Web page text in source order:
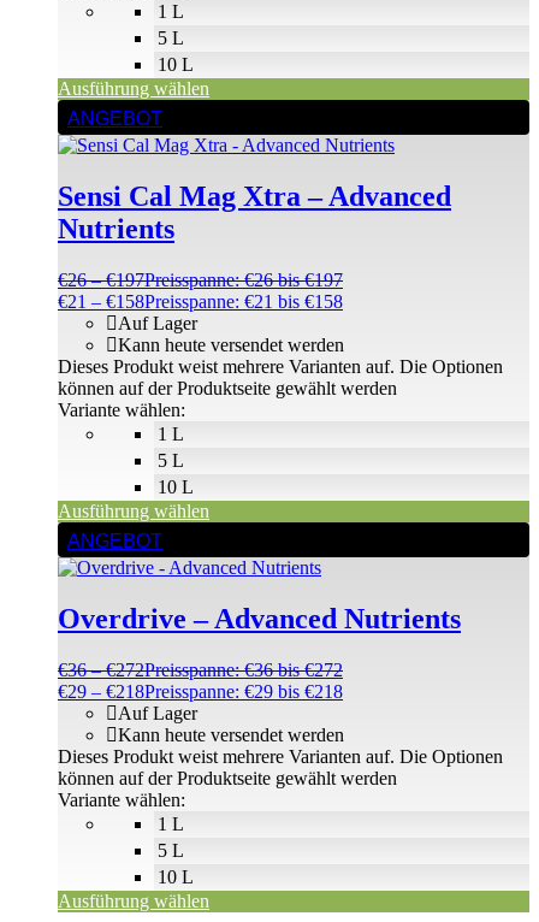
1 L
5 L
10 L
Ausführung wählen
ANGEBOT
Sensi Cal Mag Xtra – Advanced
Nutrients
€26 –€197Preisspanne: €26 bis €197
€21 – €158Preisspanne: €21 bis €158
1 L
5 L
10 L
Auf Lager
Kann heute versendet werden
Variante wählen:
Ausführung wählen
Dieses Produkt weist mehrere Varianten auf. Die Optionen
können auf der Produktseite gewählt werden
ANGEBOT
Overdrive – Advanced Nutrients
€36 –€272Preisspanne: €36 bis €272
€29 – €218Preisspanne: €29 bis €218
1 L
5 L
10 L
Auf Lager
Kann heute versendet werden
Variante wählen:
Ausführung wählen
Dieses Produkt weist mehrere Varianten auf. Die Optionen
können auf der Produktseite gewählt werden